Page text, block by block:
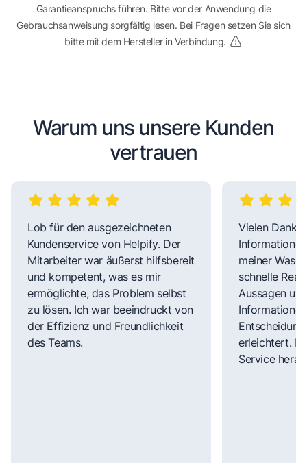
Garantieanspruchs führen. Bitte vor der Anwendung die
Gebrauchsanweisung sorgfältig lesen. Bei Fragen setzen Sie sich
bitte mit dem Hersteller in Verbindung.
Warum uns unsere Kunden
vertrauen
Lob für den ausgezeichneten
Kundenservice von Helpify. Der
Mitarbeiter war äußerst hilfsbereit
und kompetent, was es mir
ermöglichte, das Problem selbst
zu lösen. Ich war beeindruckt von
der Effizienz und Freundlichkeit
des Teams.
Vielen Dank
meiner
schnelle
Aussagen
erleichtert.
Service